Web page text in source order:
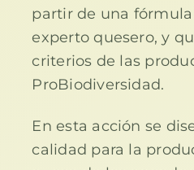
partir de una
experto quesero, y
criterios de las
ProBiodiversidad.
En esta acción se
calidad para la